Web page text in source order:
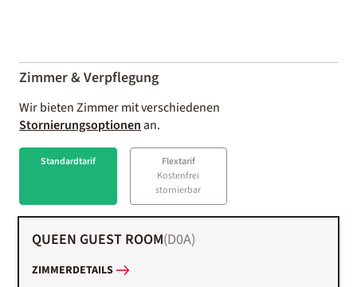
01-02
Zimmer & Verpflegung
Wir bieten Zimmer mit verschiedenen
Stornierungsoptionenan.
Standardtarif
Flextarif
Kostenfrei
stornierbar
QUEEN GUEST ROOM(D0A)
ZIMMERDETAILS